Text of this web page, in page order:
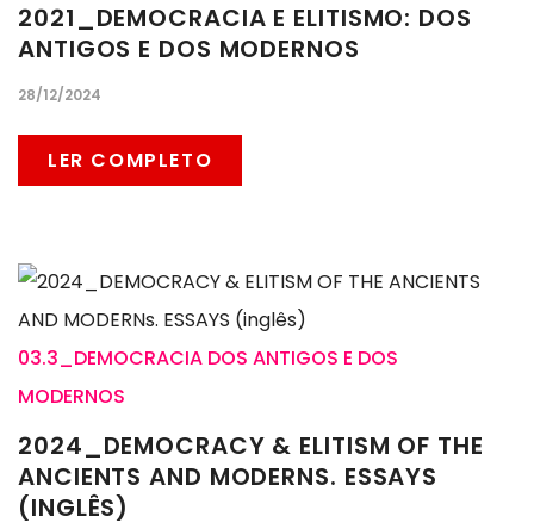
2021_DEMOCRACIA E ELITISMO: DOS
ANTIGOS E DOS MODERNOS
28/12/2024
LER COMPLETO
03.3_DEMOCRACIA DOS ANTIGOS E DOS
MODERNOS
2024_DEMOCRACY & ELITISM OF THE
ANCIENTS AND MODERNS. ESSAYS
(INGLÊS)